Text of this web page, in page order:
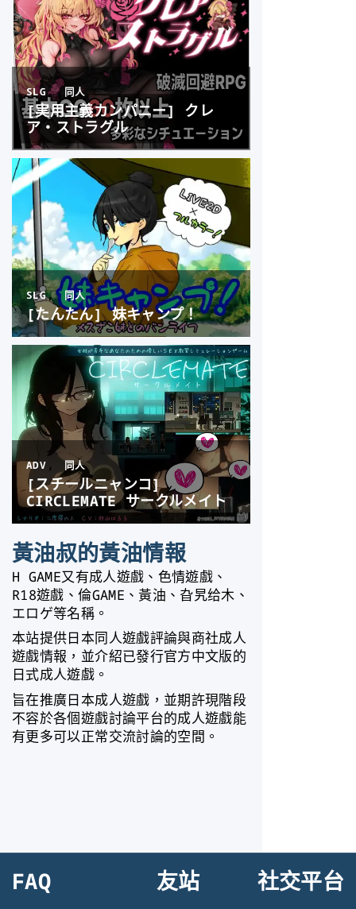
黃油叔的黃油情報
H GAME又有成人遊戲、色情遊戲、
R18遊戲、倫GAME、黃油、旮旯给木、
エロゲ等名稱。
本站提供日本同人遊戲評論與商社成人
遊戲情報，並介紹已發行官方中文版的
日式成人遊戲。
旨在推廣日本成人遊戲，並期許現階段
不容於各個遊戲討論平台的成人遊戲能
有更多可以正常交流討論的空間。
FAQ 友站 社交平台